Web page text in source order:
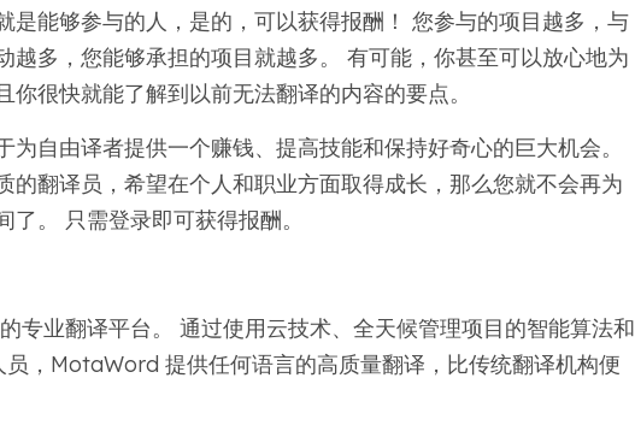
是能够参与的人，是的，可以获得报酬！ 您参与的项目越多，与
越多，您能够承担的项目就越多。 有可能，你甚至可以放心地为
你很快就能了解到以前无法翻译的内容的要点。
自由译者提供一个赚钱、提高技能和保持好奇心的巨大机会。
的翻译员，希望在个人和职业方面取得成长，那么您就不会再为
。 只需登录即可获得报酬。
专业翻译平台。 通过使用云技术、全天候管理项目的智能算法和
，MotaWord 提供任何语言的高质量翻译，比传统翻译机构便